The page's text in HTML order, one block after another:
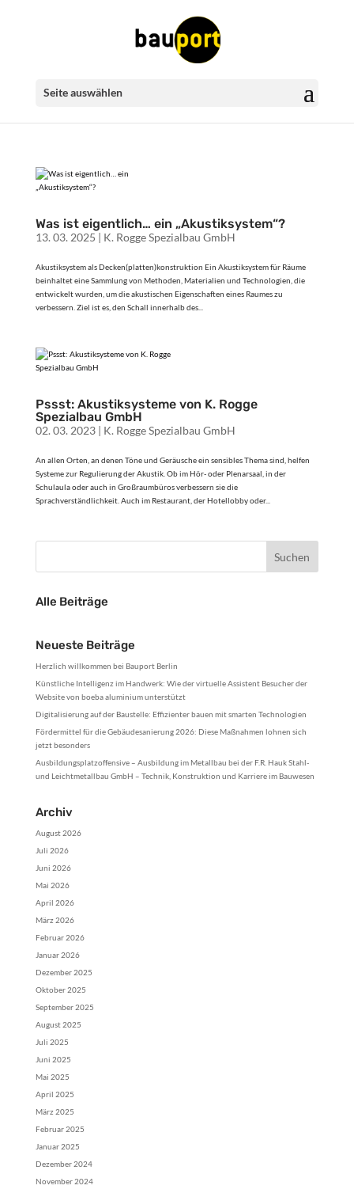
Seite auswählen
Was ist eigentlich… ein „Akustiksystem“?
13. 03. 2025 | K. Rogge Spezialbau GmbH
Akustiksystem als Decken(platten)konstruktion Ein Akustiksystem für Räume
beinhaltet eine Sammlung von Methoden, Materialien und Technologien, die
entwickelt wurden, um die akustischen Eigenschaften eines Raumes zu
verbessern. Ziel ist es, den Schall innerhalb des...
Pssst: Akustiksysteme von K. Rogge
Spezialbau GmbH
02. 03. 2023| K. Rogge Spezialbau GmbH
An allen Orten, an denen Töne und Geräusche ein sensibles Thema sind, helfen
Systeme zur Regulierung der Akustik. Ob im Hör- oder Plenarsaal, in der
Schulaula oder auch in Großraumbüros verbessern sie die
Sprachverständlichkeit. Auch im Restaurant, der Hotellobby oder...
Alle Beiträge
Neueste Beiträge
Herzlich willkommen bei Bauport Berlin
Künstliche Intelligenz im Handwerk: Wie der virtuelle Assistent Besucher der
Website von boeba aluminium unterstützt
Digitalisierung auf der Baustelle: Effizienter bauen mit smarten Technologien
Fördermittel für die Gebäudesanierung 2026: Diese Maßnahmen lohnen sich
jetzt besonders
Ausbildungsplatzoffensive – Ausbildung im Metallbau bei der F.R. Hauk Stahl-
und Leichtmetallbau GmbH – Technik, Konstruktion und Karriere im Bauwesen
Archiv
August 2026
Juli 2026
Juni 2026
Mai 2026
April 2026
März 2026
Februar 2026
Januar 2026
Dezember 2025
Oktober 2025
September 2025
August 2025
Juli 2025
Juni 2025
Mai 2025
April 2025
März 2025
Februar 2025
Januar 2025
Dezember 2024
November 2024